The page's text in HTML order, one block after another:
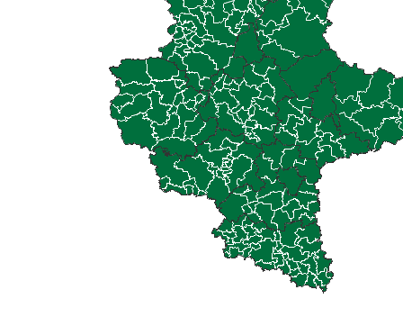
Brücken-Hackpfüffel
Bülstringen
Burg, Stadt
Burgstall
Calbe (Saale), Stadt
Coswig (Anhalt), Stadt